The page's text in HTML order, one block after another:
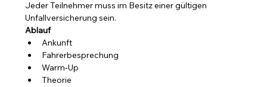
Jeder Teilnehmer muss im Besitz einer gültigen
Unfallversicherung sein.
Ablauf
Ankunft
Fahrerbesprechung
Warm-Up
Theorie